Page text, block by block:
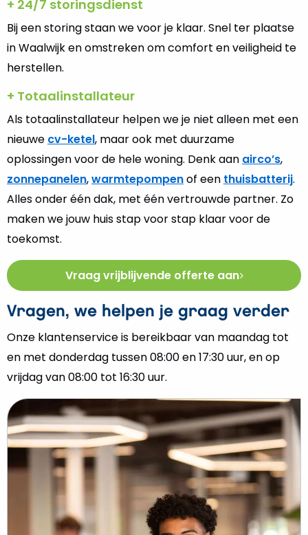
+ 24/7 storingsdienst
Bij een storing staan we voor je klaar. Snel ter plaatse
in Waalwijk en omstreken om comfort en veiligheid te
herstellen.
+ Totaalinstallateur
Als totaalinstallateur helpen we je niet alleen met een
nieuwe cv-ketel, maar ook met duurzame
oplossingen voor de hele woning. Denk aan airco’s,
zonnepanelen,warmtepompenof een thuisbatterij.
Alles onder één dak, met één vertrouwde partner. Zo
maken we jouw huis stap voor stap klaar voor de
toekomst.
Vraag vrijblijvende offerte aan
Vragen, we helpen je graag verder
Onze klantenservice is bereikbaar van maandag tot
en met donderdag tussen 08:00 en 17:30 uur, en op
vrijdag van 08:00 tot 16:30 uur.
Lees
meer
over
WhatsApp